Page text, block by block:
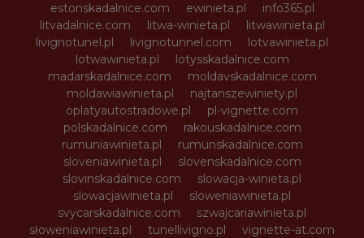
estonskadalnice.com
ewinieta.pl
info365.pl
litvadalnice.com
litwa-winieta.pl
litwawinieta.pl
livignotunel.pl
livignotunnel.com
lotvawinieta.pl
lotwawinieta.pl
lotysskadalnice.com
madarskadalnice.com
moldavskadalnice.com
moldawiawinieta.pl
najtanszewiniety.pl
oplatyautostradowe.pl
pl-vignette.com
polskadalnice.com
rakouskadalnice.com
rumuniawinieta.pl
rumunskadalnice.com
sloveniawinieta.pl
slovenskadalnice.com
slovinskadalnice.com
slowacja-winieta.pl
slowacjawinieta.pl
sloweniawinieta.pl
svycarskadalnice.com
szwajcariawinieta.pl
słoweniawinieta.pl
tunellivigno.pl
vignette-at.com